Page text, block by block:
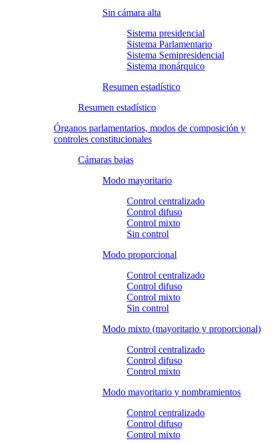
Sin cámara alta
Sistema presidencial
Sistema Parlamentario
Sistema Semipresidencial
Sistema monárquico
Resumen estadístico
Resumen estadístico
Órganos parlamentarios, modos de composición y
controles constitucionales
Cámaras bajas
Modo mayoritario
Control centralizado
Control difuso
Control mixto
Sin control
Modo proporcional
Control centralizado
Control difuso
Control mixto
Sin control
Modo mixto (mayoritario y proporcional)
Control centralizado
Control difuso
Control mixto
Modo mayoritario y nombramientos
Control centralizado
Control difuso
Control mixto